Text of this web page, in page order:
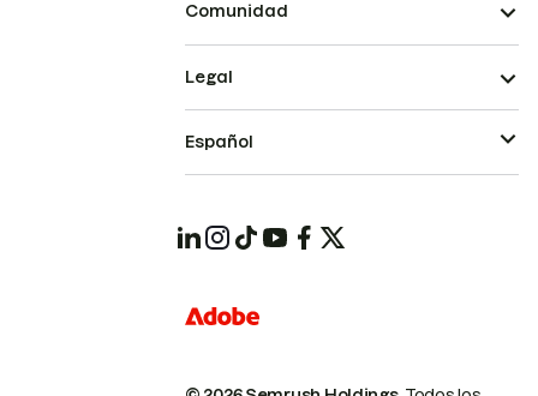
Comunidad
Legal
Español